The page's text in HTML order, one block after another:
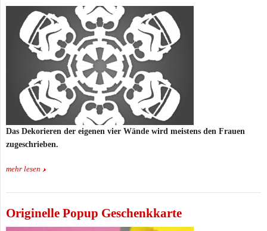
Das Dekorieren der eigenen vier Wände wird meistens den Frauen
zugeschrieben.
mehr lesen
Originelle Popup Geschenkkarte